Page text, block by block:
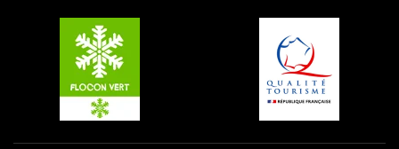
Plagne Villages
Plagne Aime 2000